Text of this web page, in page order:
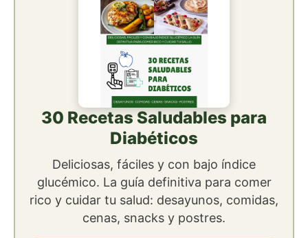
30 Recetas Saludables para
Diabéticos
Deliciosas, fáciles y con bajo índice
glucémico. La guía definitiva para comer
rico y cuidar tu salud: desayunos, comidas,
cenas, snacks y postres.